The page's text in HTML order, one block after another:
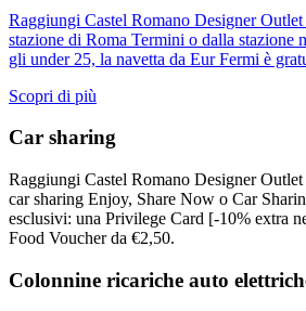
Raggiungi Castel Romano Designer
stazione di Roma Termini o dalla stazione
gli under 25, la navetta da Eur Fermi è
Scopri di più
Car sharing
Raggiungi Castel Romano Designer
car sharing Enjoy, Share Now o Car
esclusivi: una Privilege Card [-10% extra
Food Voucher da €2,50.
Colonnine ricariche auto